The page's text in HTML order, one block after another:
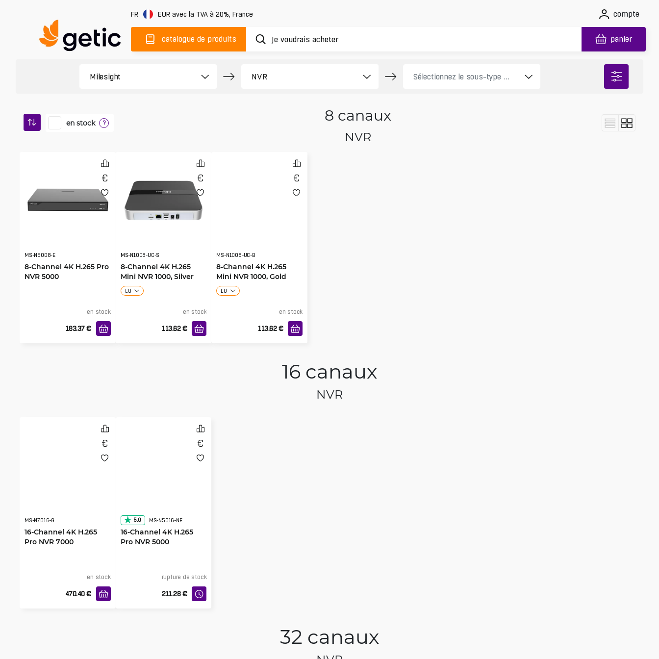
FR EUR avec la TVA à 20%, France compte
catalogue de produits panier
en stock ? 8 canaux
NVR
MS-N5008-E
8-Channel 4K H.265 Pro
NVR 5000
en stock
183.37 €
MS-N1008-UC-S
8-Channel 4K H.265
Mini NVR 1000, Silver
EU
en stock
113.62 €
MS-N1008-UC-B
8-Channel 4K H.265
Mini NVR 1000, Gold
EU
en stock
113.62 €
16 canaux
NVR
MS-N7016-G
16-Channel 4K H.265
Pro NVR 7000
en stock
470.40 €
5.0 MS-N5016-NE
16-Channel 4K H.265
Pro NVR 5000
rupture de stock
211.28 €
32 canaux